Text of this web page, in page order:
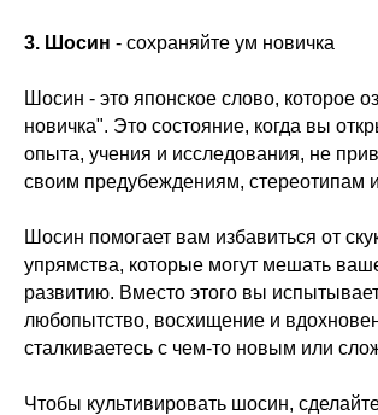
3. Шосин - сохраняйте ум новичка
Шосин - это японское слово, которое
новичка". Это состояние, когда вы
опыта, учения и исследования, не
своим предубеждениям, стереотипам
Шосин помогает вам избавиться от
упрямства, которые могут мешать
развитию. Вместо этого вы
любопытство, восхищение и
сталкиваетесь с чем-то новым или
Чтобы культивировать шосин,